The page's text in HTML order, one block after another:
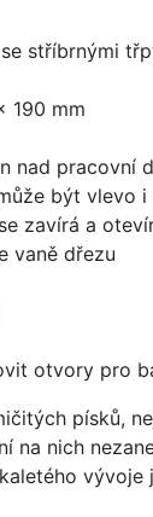
stříbrnými
190 mm
nad pracovní
být vlevo i
zavírá a
vaně dřezu
otvory pro
písků,
na nich